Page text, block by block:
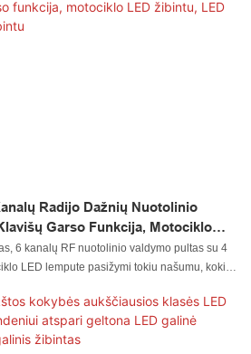
motociklų apšvietimo sistemų srityje.
Radijo Dažnių Nuotolinio
Garso Funkcija, Motociklo
Ir Dviračio Žibintu
6 kanalų RF nuotolinio valdymo pultas su 4
LED lempute pasižymi tokiu našumu, kokio
plaktukas, „Led“ rato šviesa, „Led“ priekinis
„Led“ valties šviesa, „Led“ laido jungtis,
garantuotas ir puikus stabilumas. Jis turi